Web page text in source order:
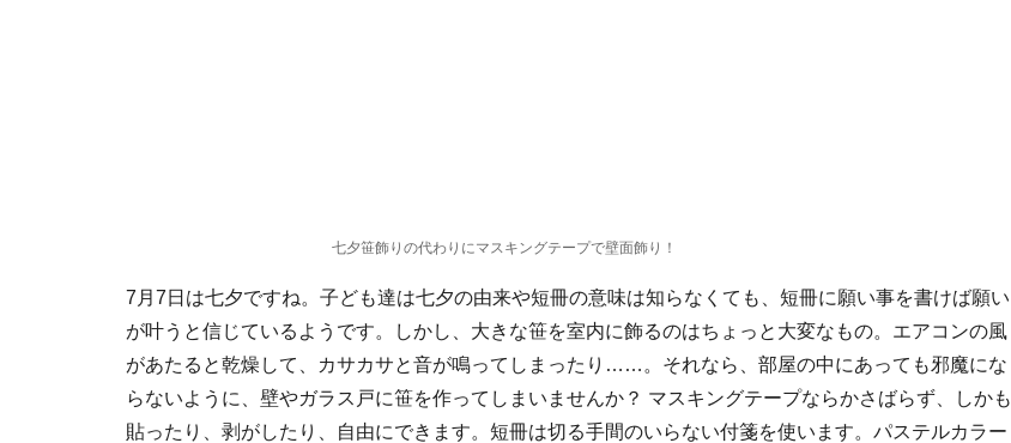
七夕笹飾りの代わりにマスキングテープで壁面飾り！
7月7日は七夕ですね。子ども達は七夕の由来や短冊の意味は知らなくても、短冊に願い事を書けば願い
が叶うと信じているようです。しかし、大きな笹を室内に飾るのはちょっと大変なもの。エアコンの風
があたると乾燥して、カサカサと音が鳴ってしまったり……。それなら、部屋の中にあっても邪魔にな
らないように、壁やガラス戸に笹を作ってしまいませんか？ マスキングテープならかさばらず、しかも
貼ったり、剥がしたり、自由にできます。短冊は切る手間のいらない付箋を使います。パステルカラー